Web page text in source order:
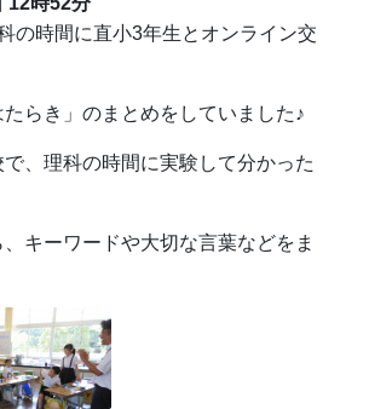
の時間に直小3年生とオンライン交
たらき」のまとめをしていました♪
、理科の時間に実験して分かった
キーワードや大切な言葉などをま